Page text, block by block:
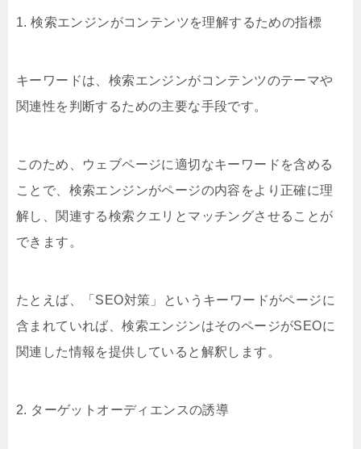
1. 検索エンジンがコンテンツを理解するための指標
キーワードは、検索エンジンがコンテンツのテーマや
関連性を判断するための主要な手段です。
このため、ウェブページに適切なキーワードを含める
ことで、検索エンジンがページの内容をより正確に理
解し、関連する検索クエリとマッチングさせることが
できます。
たとえば、「SEO対策」というキーワードがページに
含まれていれば、検索エンジンはそのページがSEOに
関連した情報を提供していると解釈します。
2. ターゲットオーディエンスの誘導